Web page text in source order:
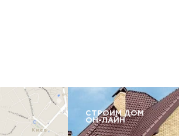
СТРОИМ ДОМ
ОН-ЛАЙН